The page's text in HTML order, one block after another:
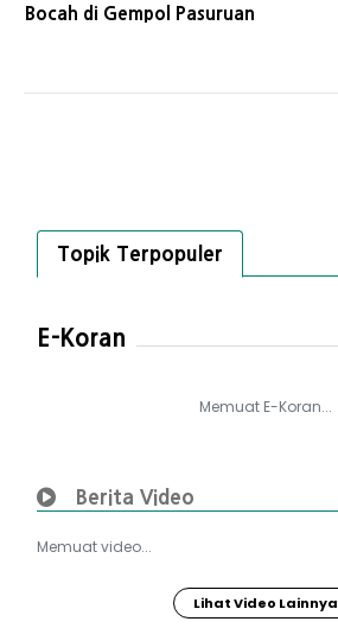
Bocah di Gempol Pasuruan
Topik Terpopuler
E-Koran
Memuat E-Koran...
Berita Video
Memuat video...
Lihat Video Lainnya